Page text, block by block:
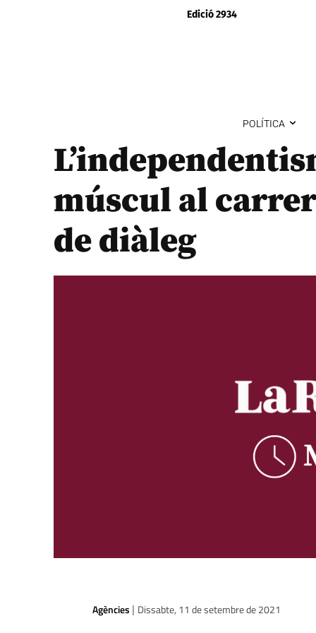
Edició 2934
POLÍTICA
múscul al
de diàleg
Agències | Dissabte, 11 de setembre de 2021